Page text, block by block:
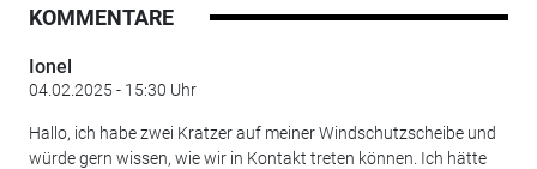
KOMMENTARE
Ionel
04.02.2025 - 15:30 Uhr
Hallo, ich habe zwei Kratzer auf meiner Windschutzscheibe und
würde gern wissen, wie wir in Kontakt treten können. Ich hätte